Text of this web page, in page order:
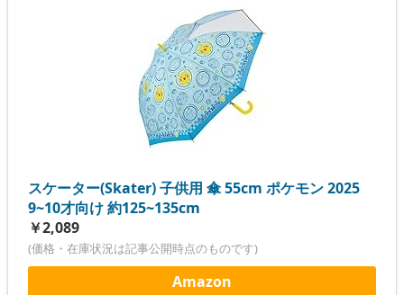
スケーター(Skater) 子供用 傘 55cm ポケモン 2025
9~10才向け 約125~135cm
￥2,089
(価格・在庫状況は記事公開時点のものです)
Amazon